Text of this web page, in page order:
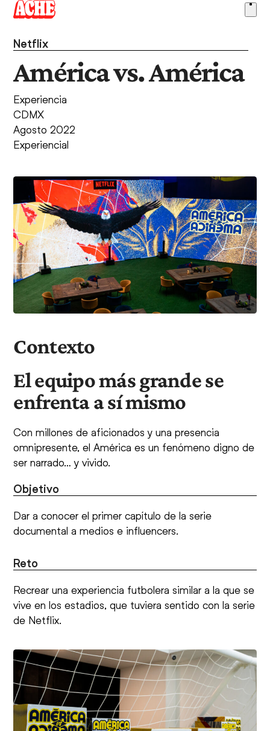
Skip
content
Netflix
América vs. América
Experiencia
CDMX
Agosto 2022
Experiencial
Contexto
El equipo más grande se
enfrenta a sí mismo
Con millones de aficionados y una presencia
omnipresente, el América es un fenómeno digno de
ser narrado… y vivido.
Objetivo
Dar a conocer el primer capítulo de la serie
documental a medios e influencers.
Reto
Recrear una experiencia futbolera similar a la que se
vive en los estadios, que tuviera sentido con la serie
de Netflix.